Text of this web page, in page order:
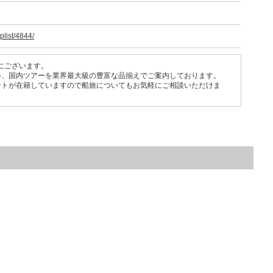
4844/
ざいます。
国内ツアーを業界最大級の豊富な品揃えでご案内しております。
が在籍していますので船旅についてもお気軽にご相談いただけま